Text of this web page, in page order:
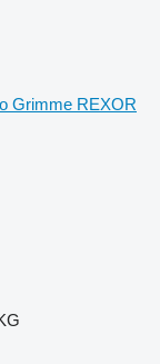
Grimme REXOR